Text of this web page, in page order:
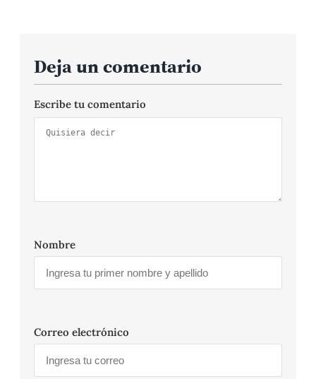
Deja un comentario
Escribe tu comentario
Nombre
Correo electrónico